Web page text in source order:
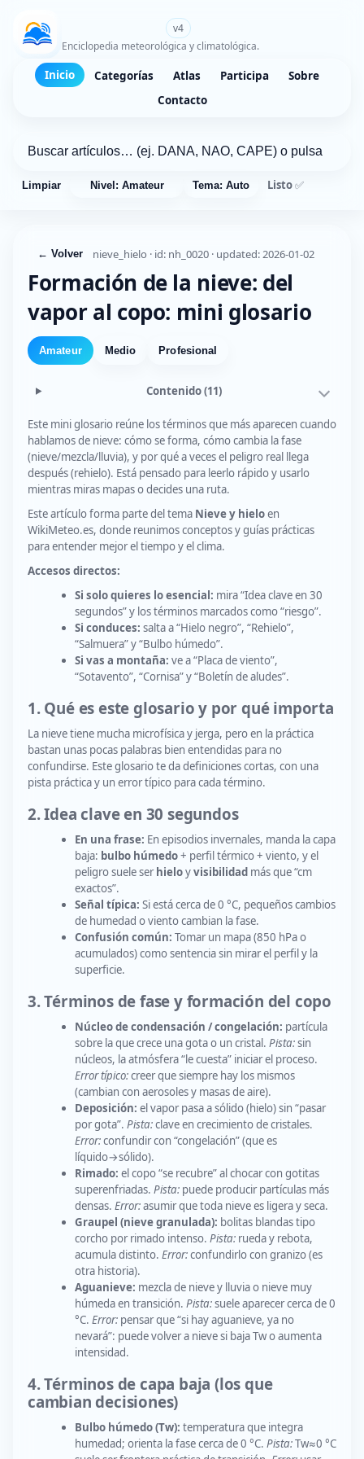
v4
Enciclopedia meteorológica y climatológica.
Inicio Categorías Atlas Participa
Sobre
Contacto
Limpiar Nivel: Amateur Tema: Auto Listo ✅
← Volver nieve_hielo · id: nh_0020 · updated: 2026-01-02
Formación de la nieve: del
vapor al copo: mini glosario
Amateur Medio Profesional
Contenido(11)
Este mini glosario reúne los términos que más aparecen cuando
hablamos de nieve: cómo se forma, cómo cambia la fase
(nieve/mezcla/lluvia), y por qué a veces el peligro real llega
después (rehielo). Está pensado para leerlo rápido y usarlo
mientras miras mapas o decides una ruta.
Este artículo forma parte del tema Nieve y hieloen
WikiMeteo.es, donde reunimos conceptos y guías prácticas
para entender mejor el tiempo y el clima.
Accesos directos:
Si solo quieres lo esencial: mira “Idea clave en 30
segundos” y los términos marcados como “riesgo”.
Si conduces: salta a “Hielo negro”, “Rehielo”,
“Salmuera” y “Bulbo húmedo”.
Si vas a montaña: ve a “Placa de viento”,
“Sotavento”, “Cornisa” y “Boletín de aludes”.
1. Qué es este glosario y por qué importa
La nieve tiene mucha microfísica y jerga, pero en la práctica
bastan unas pocas palabras bien entendidas para no
confundirse. Este glosario te da definiciones cortas, con una
pista práctica y un error típico para cada término.
2. Idea clave en 30 segundos
En una frase: En episodios invernales, manda la capa
baja: bulbo húmedo+ perfil térmico + viento, y el
peligro suele serhieloyvisibilidad más que “cm
exactos”.
Señal típica: Si está cerca de 0 °C, pequeños cambios
de humedad o viento cambian la fase.
Confusión común: Tomar un mapa (850 hPa o
acumulados) como sentencia sin mirar el perfil y la
superficie.
3. Términos de fase y formación del copo
Núcleo de condensación / congelación: partícula
sobre la que crece una gota o un cristal. Pista:sin
núcleos, la atmósfera “le cuesta” iniciar el proceso.
Error típico:creer que siempre hay los mismos
(cambian con aerosoles y masas de aire).
Deposición: el vapor pasa a sólido (hielo) sin “pasar
por gota”. Pista:clave en crecimiento de cristales.
Error:confundir con “congelación” (que es
líquido→sólido).
Rimado: el copo “se recubre” al chocar con gotitas
superenfriadas. Pista: puede producir partículas más
densas. Error:asumir que toda nieve es ligera y seca.
Graupel (nieve granulada): bolitas blandas tipo
corcho por rimado intenso. Pista: rueda y rebota,
acumula distinto. Error:confundirlo con granizo (es
otra historia).
Aguanieve: mezcla de nieve y lluvia o nieve muy
húmeda en transición. Pista:suele aparecer cerca de 0
°C. Error: pensar que “si hay aguanieve, ya no
nevará”: puede volver a nieve si baja Tw o aumenta
intensidad.
4. Términos de capa baja (los que
cambian decisiones)
Bulbo húmedo (Tw): temperatura que integra
humedad; orienta la fase cerca de 0 °C. Pista:Tw≈0 °C